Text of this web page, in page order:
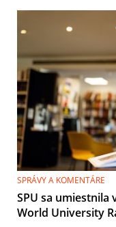
SPRÁVY A KOMENTÁRE
SPU sa
World University